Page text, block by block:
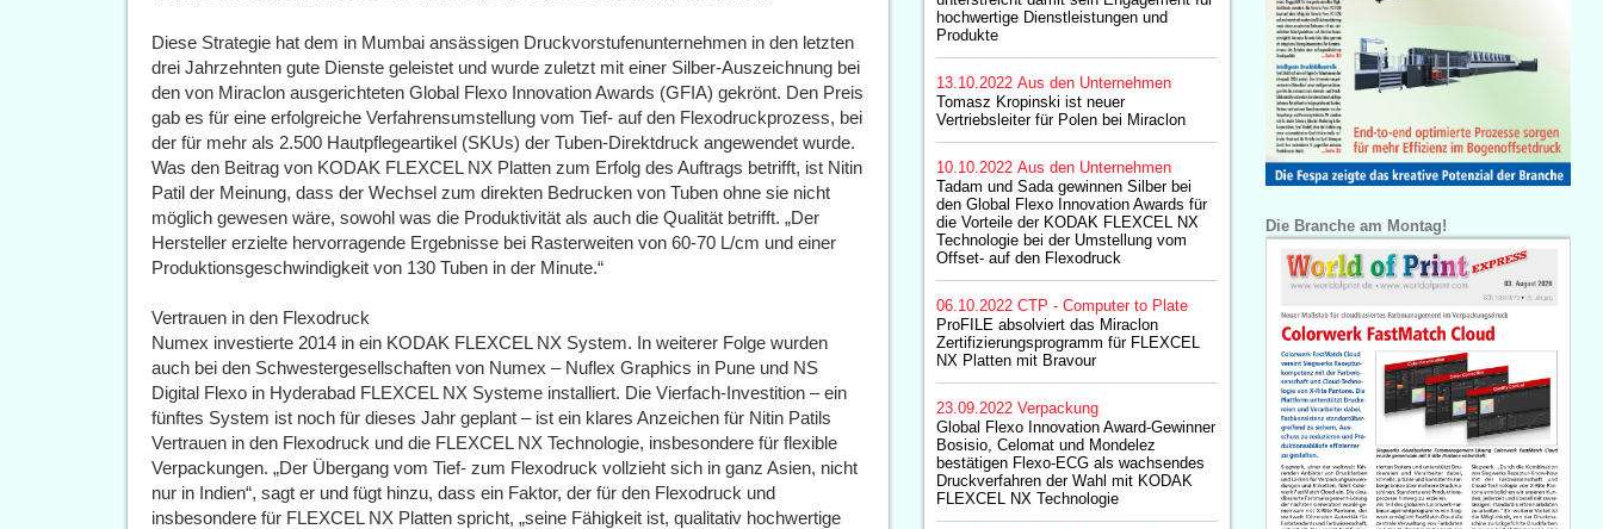
Diese Strategie hat dem in Mumbai ansässigen Druckvorstufenunternehmen in den letzten
drei Jahrzehnten gute Dienste geleistet und wurde zuletzt mit einer Silber-Auszeichnung bei
den von Miraclon ausgerichteten Global Flexo Innovation Awards (GFIA) gekrönt. Den Preis
gab es für eine erfolgreiche Verfahrensumstellung vom Tief- auf den Flexodruckprozess, bei
der für mehr als 2.500 Hautpflegeartikel (SKUs) der Tuben-Direktdruck angewendet wurde.
Was den Beitrag von KODAK FLEXCEL NX Platten zum Erfolg des Auftrags betrifft, ist Nitin
Patil der Meinung, dass der Wechsel zum direkten Bedrucken von Tuben ohne sie nicht
möglich gewesen wäre, sowohl was die Produktivität als auch die Qualität betrifft. „Der
Hersteller erzielte hervorragende Ergebnisse bei Rasterweiten von 60-70 L/cm und einer
Produktionsgeschwindigkeit von 130 Tuben in der Minute.“
Vertrauen in den Flexodruck
Numex investierte 2014 in ein KODAK FLEXCEL NX System. In weiterer Folge wurden
auch bei den Schwestergesellschaften von Numex – Nuflex Graphics in Pune und NS
Digital Flexo in Hyderabad FLEXCEL NX Systeme installiert. Die Vierfach-Investition – ein
fünftes System ist noch für dieses Jahr geplant – ist ein klares Anzeichen für Nitin Patils
Vertrauen in den Flexodruck und die FLEXCEL NX Technologie, insbesondere für flexible
Verpackungen. „Der Übergang vom Tief- zum Flexodruck vollzieht sich in ganz Asien, nicht
nur in Indien“, sagt er und fügt hinzu, dass ein Faktor, der für den Flexodruck und
insbesondere für FLEXCEL NX Platten spricht, „seine Fähigkeit ist, qualitativ hochwertige
hochwertige Dienstleistungen und
Produkte
13.10.2022 Aus den Unternehmen
Tomasz Kropinski ist neuer
Vertriebsleiter für Polen bei Miraclon
10.10.2022 Aus den Unternehmen
Tadam und Sada gewinnen Silber bei
den Global Flexo Innovation Awards für
die Vorteile der KODAK FLEXCEL NX
Technologie bei der Umstellung vom
Offset- auf den Flexodruck
06.10.2022 CTP - Computer to Plate
ProFILE absolviert das Miraclon
Zertifizierungsprogramm für FLEXCEL
NX Platten mit Bravour
23.09.2022 Verpackung
Global Flexo Innovation Award-Gewinner
Bosisio, Celomat und Mondelez
bestätigen Flexo-ECG als wachsendes
Druckverfahren der Wahl mit KODAK
FLEXCEL NX Technologie
Die Branche am Montag!